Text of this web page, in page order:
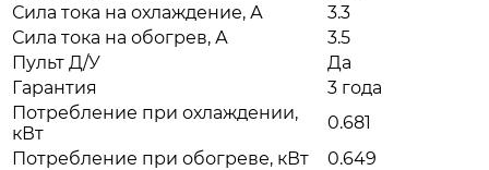
Сила тока на охлаждение, А
3.3
Сила тока на обогрев, А
3.5
Пульт Д/У
Да
Гарантия
3 года
Потребление при охлаждении,
кВт
0.681
Потребление при обогреве, кВт
0.649